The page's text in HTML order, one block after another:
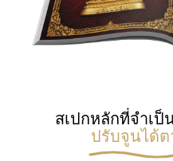
สเปกหลักที่จำเ
ปรับจูนได้ต